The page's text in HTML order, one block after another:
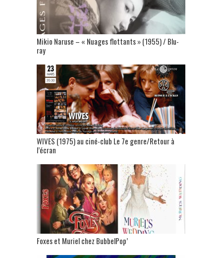
Mikio Naruse – « Nuages flottants » (1955) / Blu-
ray
WIVES (1975) au ciné-club Le 7e genre/Retour à
l’écran
Foxes et Muriel chez BubbelPop’